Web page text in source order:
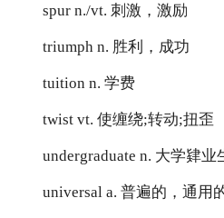
spur n./vt. 刺激，激励
triumph n. 胜利，成功
tuition n. 学费
twist vt. 使缠绕;转动;扭歪
undergraduate n. 大学肄业
universal a. 普遍的，通用